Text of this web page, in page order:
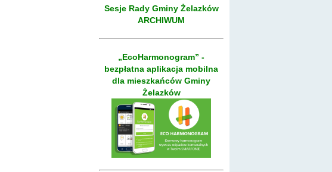
Sesje Rady Gminy Żelazków
ARCHIWUM
„EcoHarmonogram” -
bezpłatna aplikacja mobilna
dla mieszkańców Gminy
Żelazków